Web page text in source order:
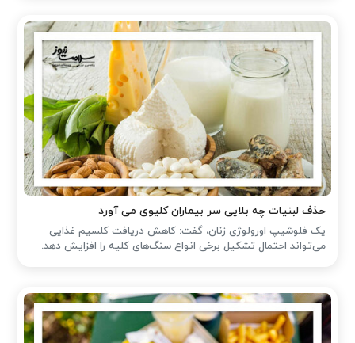
حذف لبنیات چه بلایی سر بیماران کلیوی می آورد
یک فلوشیپ اورولوژی زنان، گفت: کاهش دریافت کلسیم غذایی
می‌تواند احتمال تشکیل برخی انواع سنگ‌های کلیه را افزایش دهد.